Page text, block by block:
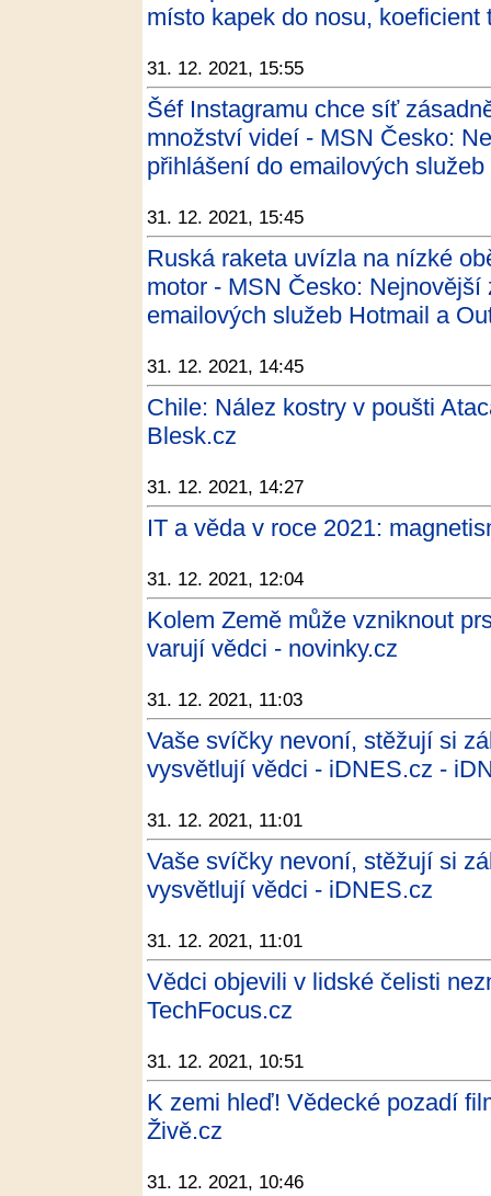
místo kapek do nosu,
31. 12. 2021, 15:55
Šéf Instagramu chce síť
množství videí - MSN Česko:
přihlášení do emailových
31. 12. 2021, 15:45
Ruská raketa uvízla na nízké
motor - MSN Česko:
emailových služeb Hotmail a
31. 12. 2021, 14:45
Chile: Nález kostry v poušti
Blesk.cz
31. 12. 2021, 14:27
IT a věda v roce 2021:
31. 12. 2021, 12:04
Kolem Země může vzniknout
varují vědci - novinky.cz
31. 12. 2021, 11:03
Vaše svíčky nevoní, stěžují si
vysvětlují vědci - iDNES.cz -
31. 12. 2021, 11:01
Vaše svíčky nevoní, stěžují si
vysvětlují vědci - iDNES.cz
31. 12. 2021, 11:01
Vědci objevili v lidské čelisti
TechFocus.cz
31. 12. 2021, 10:51
K zemi hleď! Vědecké pozadí
Živě.cz
31. 12. 2021, 10:46